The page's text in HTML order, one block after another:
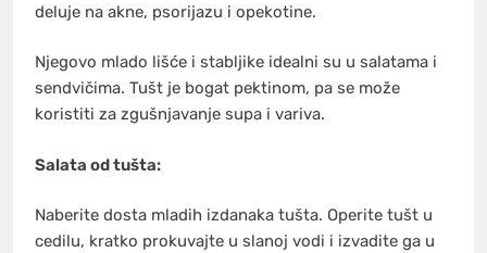
deluje na akne, psorijazu i opekotine.
Njegovo mlado lišće i stabljike idealni su u salatama i
sendvičima. Tušt je bogat pektinom, pa se može
koristiti za zgušnjavanje supa i variva.
Salata od tušta:
Naberite dosta mladih izdanaka tušta. Operite tušt u
cedilu, kratko prokuvajte u slanoj vodi i izvadite ga u